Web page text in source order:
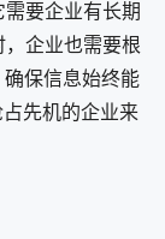
要企业有长期
企业也需要根
保信息始终能
先机的企业来